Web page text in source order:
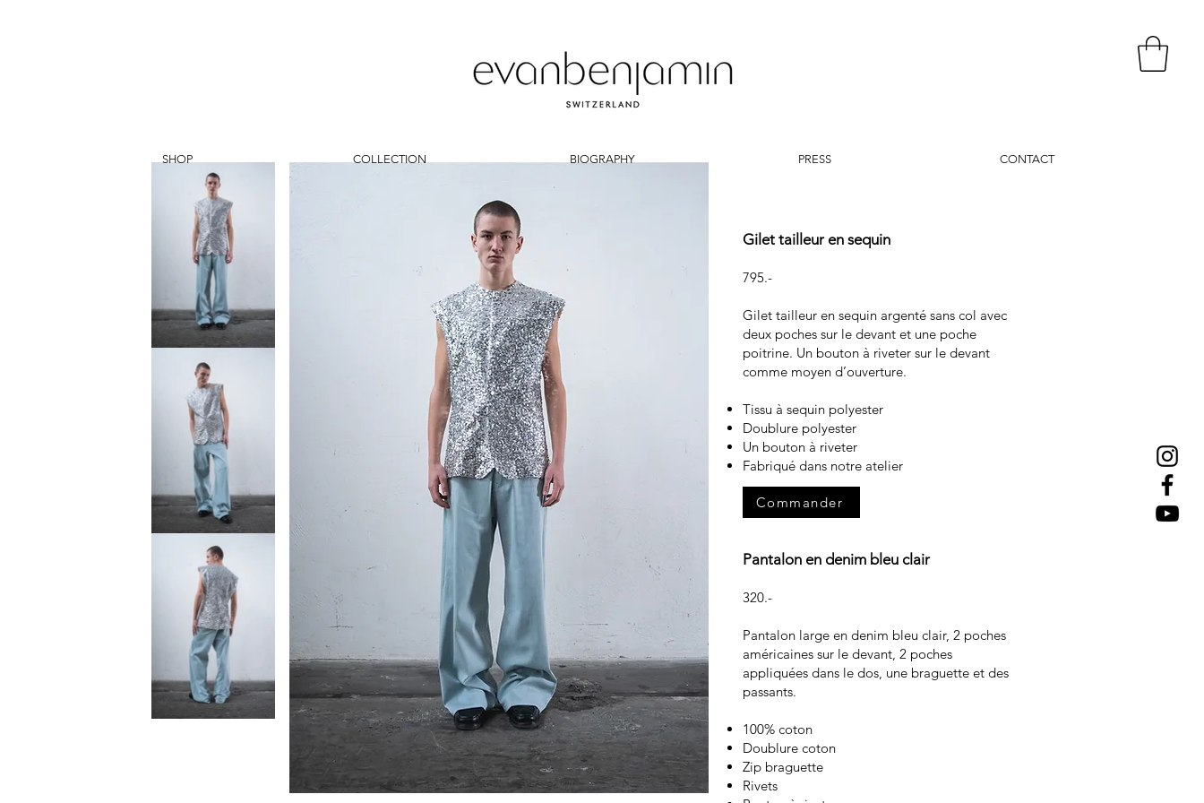
SHOP COLLECTION BIOGRAPHY PRESS CONTACT
Gilet tailleur en sequin
795.-
Gilet tailleur en sequin argenté sans col avec
deux poches sur le devant et une poche
poitrine. Un bouton à riveter sur le devant
comme moyen d’ouverture.
Tissu à sequin polyester
Doublure polyester
Un bouton à riveter
Fabriqué dans notre atelier
Pantalon en denim bleu clair
320.-
Pantalon large en denim bleu clair, 2 poches
américaines sur le devant, 2 poches
appliquées dans le dos, une braguette et des
passants.
100% coton
Doublure coton
Zip braguette
Rivets
Commander